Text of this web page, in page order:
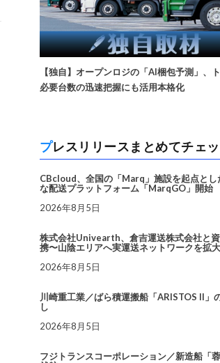
【独自】オープンロジの「AI梱包予測」、
必要台数の迅速把握にも活用本格化
プレスリリースまとめてチェ
CBcloud、全国の「Marq」施設を起点とし
な配送プラットフォーム「MarqGO」開始
2026年8月5日
株式会社Univearth、倉吉運送株式会社と
携〜山陰エリアへ実運送ネットワークを拡
2026年8月5日
川崎重工業／ばら積運搬船「ARISTOS II」
し
2026年8月5日
フジトランスコーポレーション／新造船「蓉